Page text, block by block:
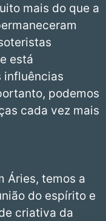
mais do que a
está
influências
podemos
cada vez mais
Áries, temos a
do espírito e
criativa da